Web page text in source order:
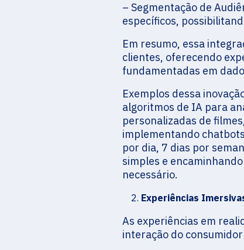
– Segmentação de
específicos,
Em resumo, essa
clientes, oferecendo
fundamentadas em
Exemplos dessa
algoritmos de IA para
personalizadas de
implementando
por dia, 7 dias por
simples e
necessário.
Experiências
As experiências em
interação do